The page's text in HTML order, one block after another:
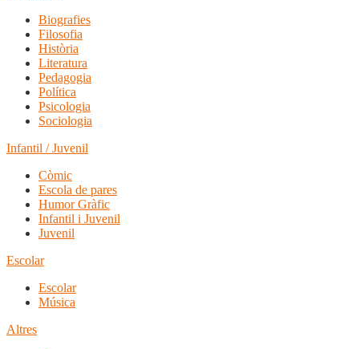
Biografies
Filosofia
Història
Literatura
Pedagogia
Política
Psicologia
Sociologia
Infantil / Juvenil
Còmic
Escola de pares
Humor Gràfic
Infantil i Juvenil
Juvenil
Escolar
Escolar
Música
Altres